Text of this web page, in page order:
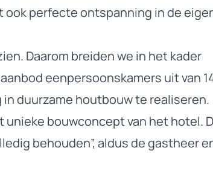
ook perfecte ontspanning in de
Daarom breiden we in het kader
eenpersoonskamers uit van
duurzame houtbouw te realiseren.
unieke bouwconcept van het hotel.
behouden”, aldus de gastheer